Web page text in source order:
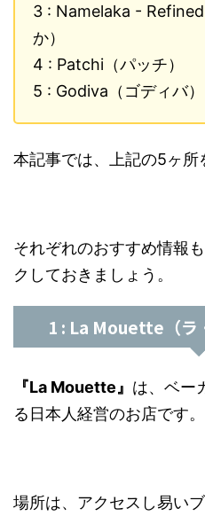
3 : Namelaka -
か）
4 : Patchi（パッチ）
5 : Godiva（ゴディバ）
本記事では、上記の5ヶ所
それぞれのおすすめ情報
クしておきましょう。
1 : La Mouette（
『La Mouette』 は、ベー
る日本人経営のお店です。
場所は、アクセスし易い